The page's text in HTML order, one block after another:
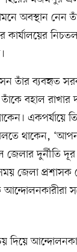
অবস্থান নেন
কার্যালয়ের
তাঁর ব্যবহৃত
বহাল রাখার
একপর্যায়ে
থাকেন,
দুর্নীতি
জেলা